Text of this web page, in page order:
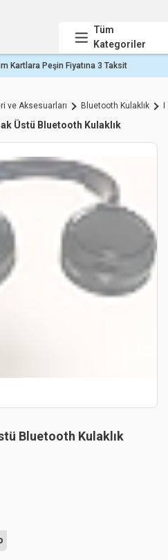
Tüm
Kategoriler
Kartlara Peşin Fiyatına 3 Taksit
ve Aksesuarları Bluetooth Kulaklık
Üstü Bluetooth Kulaklık
Bluetooth Kulaklık